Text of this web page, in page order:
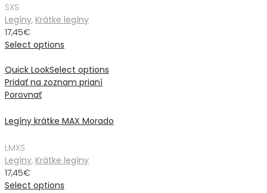
SXS
Legíny, Krátke legíny
17,45€
Select options
Quick LookSelect options
Pridať na zoznam prianí
Porovnať
Legíny krátke MAX Morado
LMXS
Legíny, Krátke legíny
17,45€
Select options